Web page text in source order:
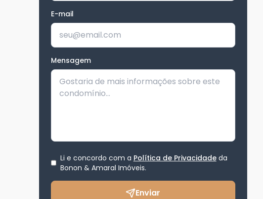
E-mail
Mensagem
Li e concordo com a Política de Privacidadeda
Bonon & Amaral Imóveis.
Enviar